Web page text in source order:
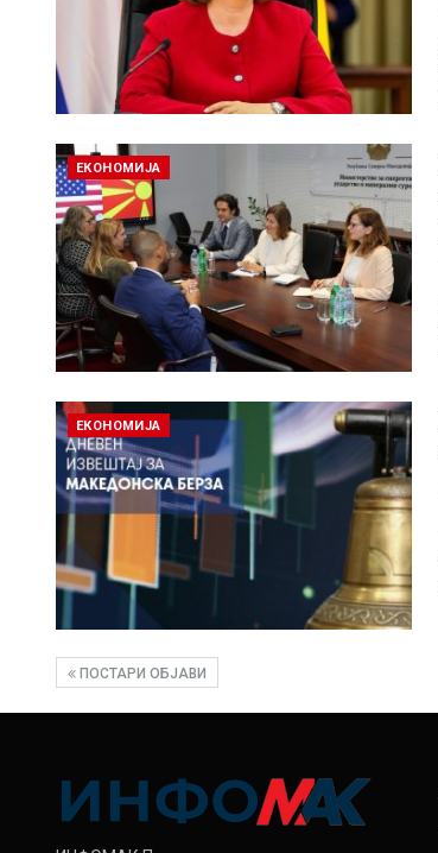
ЕКОНОМИЈА
ЕКОНОМИЈА
ПОСТАРИ ОБЈАВИ